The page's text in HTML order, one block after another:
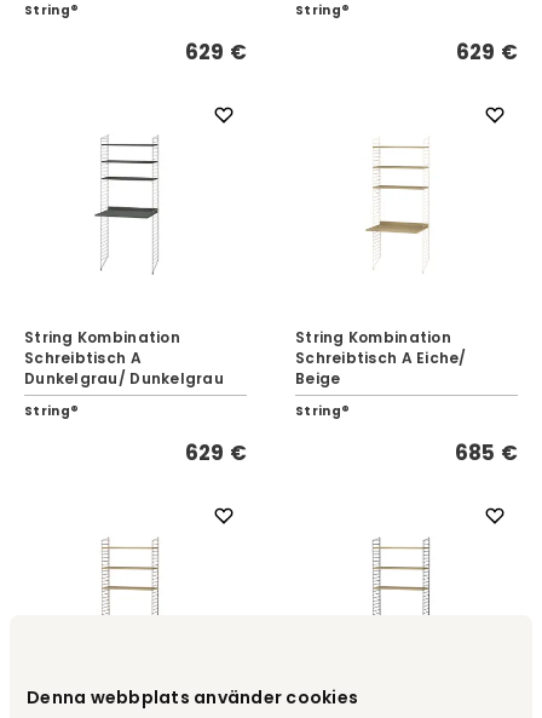
Denna webbplats använder cookies
String®
629 €
String®
629 €
String Kombination
Schreibtisch A
Dunkelgrau/ Dunkelgrau
String®
629 €
String Kombination
Schreibtisch A Eiche/
Beige
String®
685 €